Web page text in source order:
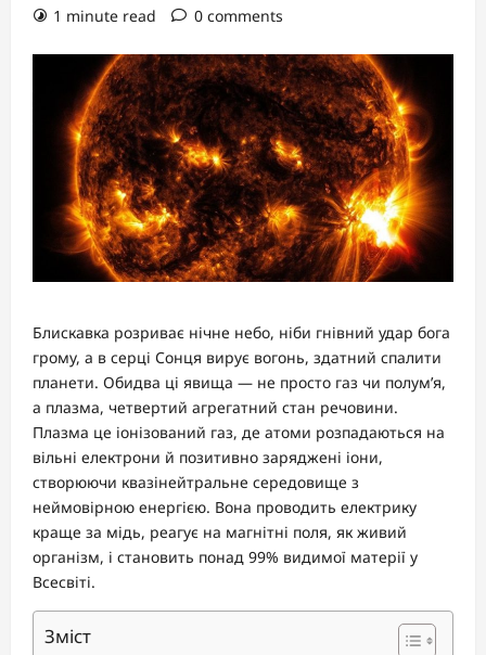
1 minute read
0 comments
Блискавка розриває нічне небо, ніби гнівний удар бога
грому, а в серці Сонця вирує вогонь, здатний спалити
планети. Обидва ці явища — не просто газ чи полум’я,
а плазма, четвертий агрегатний стан речовини.
Плазма це іонізований газ, де атоми розпадаються на
вільні електрони й позитивно заряджені іони,
створюючи квазінейтральне середовище з
неймовірною енергією. Вона проводить електрику
краще за мідь, реагує на магнітні поля, як живий
організм, і становить понад 99% видимої матерії у
Всесвіті.
Зміст